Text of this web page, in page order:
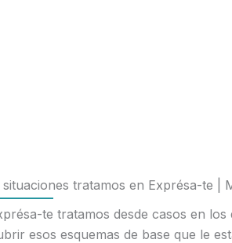
situaciones tratamos en Exprésa-te |
te tratamos desde casos en
esos esquemas de base que le